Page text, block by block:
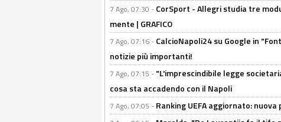
7 Ago, 07:30 - CorSport - Allegri studia tre
mente | GRAFICO
7 Ago, 07:16 - CalcioNapoli24 su Google in
notizie più importanti!
7 Ago, 07:15 - "L'imprescindibile legge
cosa sta accadendo con il Napoli
7 Ago, 07:05 - Ranking UEFA aggiornato: